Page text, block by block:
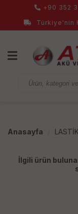
+90 352
Türkiye'nin
Anasayfa
İlgili ürün